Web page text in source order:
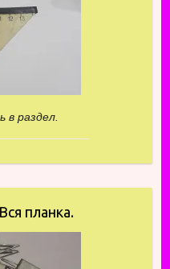
раздел.
планка.